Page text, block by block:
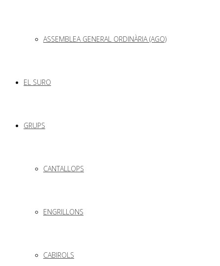
ASSEMBLEA GENERAL ORDINÀRIA (AGO)
EL SURO
GRUPS
CANTALLOPS
ENGRILLONS
CABIROLS